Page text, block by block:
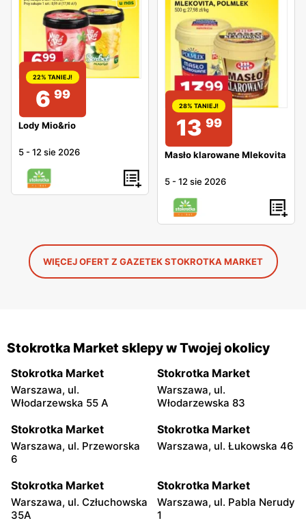
22% TANIEJ!
6 99
Lody Mio&rio
5 -12 sie 2026
28% TANIEJ!
13 99
Masło klarowane Mlekovita
5 -12 sie 2026
WIĘCEJ OFERT Z GAZETEK STOKROTKA MARKET
Stokrotka Market sklepy w Twojej okolicy
Stokrotka Market
Warszawa, ul.
Włodarzewska 55 A
Stokrotka Market
Warszawa, ul.
Włodarzewska 83
Stokrotka Market
Warszawa, ul. Przeworska
6
Stokrotka Market
Warszawa, ul. Łukowska 46
Stokrotka Market
Warszawa, ul. Człuchowska
35A
Stokrotka Market
Warszawa, ul. Pabla Nerudy
1